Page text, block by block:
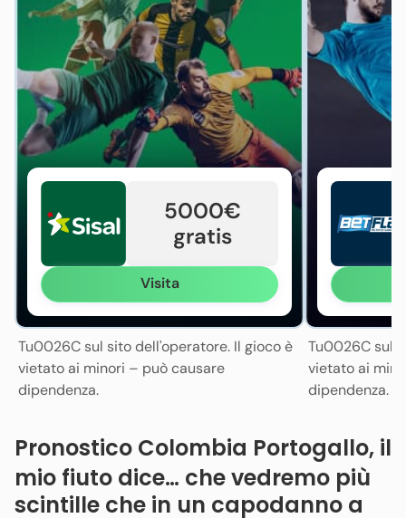
5000€
gratis
Visita
Tu0026C sul sito dell'operatore. Il gioco è
vietato ai minori – può causare
dipendenza.
Tu0026C sul
vietato ai
dipendenza.
Pronostico Colombia Portogallo, il
mio fiuto dice… che vedremo più
scintille che in un capodanno a